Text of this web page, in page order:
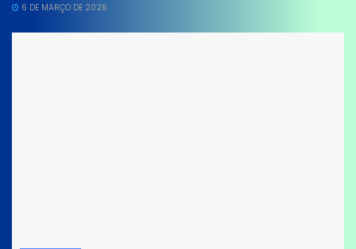
6 DE MARÇO DE 2026